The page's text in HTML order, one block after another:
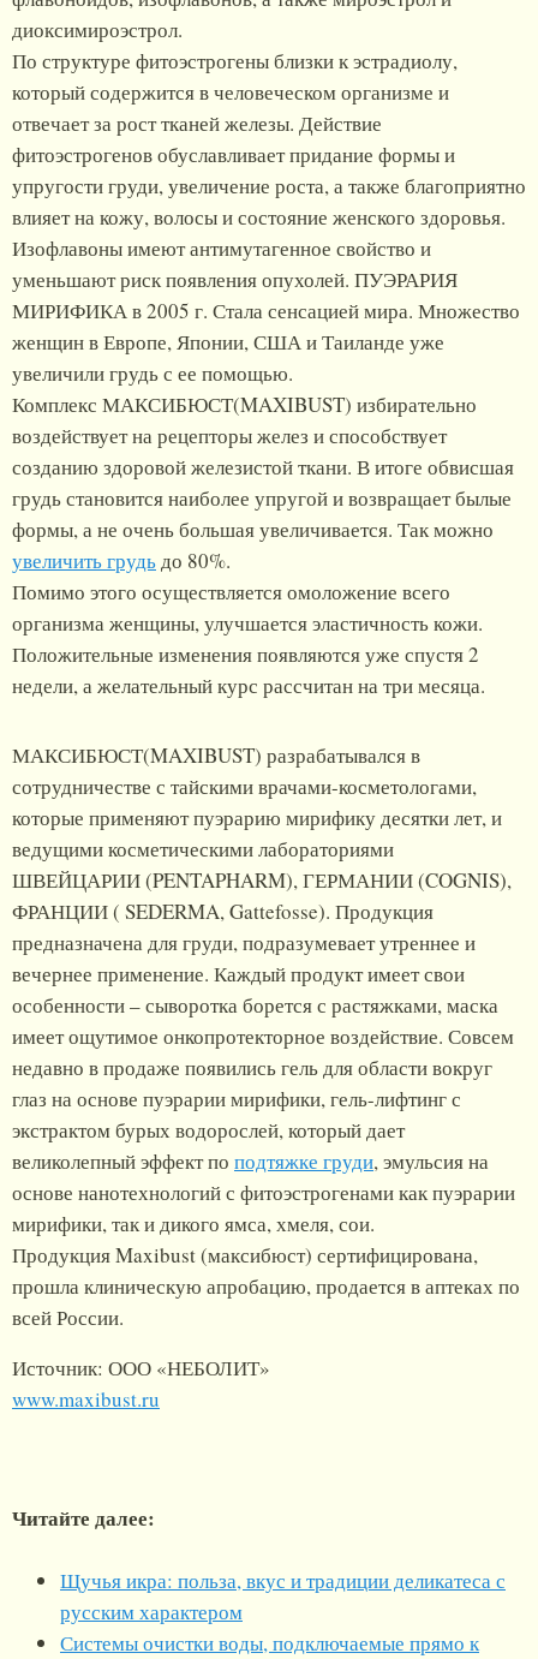
диоксимироэстрол.
По структуре фитоэстрогены близки к эстрадиолу,
который содержится в человеческом организме и
отвечает за рост тканей железы. Действие
фитоэстрогенов обуславливает придание формы и
упругости груди, увеличение роста, а также благоприятно
влияет на кожу, волосы и состояние женского здоровья.
Изофлавоны имеют антимутагенное свойство и
уменьшают риск появления опухолей. ПУЭРАРИЯ
МИРИФИКА в 2005 г. Стала сенсацией мира. Множество
женщин в Европе, Японии, США и Таиланде уже
увеличили грудь с ее помощью.
Комплекс МАКСИБЮСТ(MAXIBUST) избирательно
воздействует на рецепторы желез и способствует
созданию здоровой железистой ткани. В итоге обвисшая
грудь становится наиболее упругой и возвращает былые
формы, а не очень большая увеличивается. Так можно
увеличить грудьдо 80%.
Помимо этого осуществляется омоложение всего
организма женщины, улучшается эластичность кожи.
Положительные изменения появляются уже спустя 2
недели, а желательный курс рассчитан на три месяца.
МАКСИБЮСТ(MAXIBUST) разрабатывался в
сотрудничестве с тайскими врачами-косметологами,
которые применяют пуэрарию мирифику десятки лет, и
ведущими косметическими лабораториями
ШВЕЙЦАРИИ (PENTAPHARM), ГЕРМАНИИ (COGNIS),
ФРАНЦИИ ( SEDERMA, Gattefosse). Продукция
предназначена для груди, подразумевает утреннее и
вечернее применение. Каждый продукт имеет свои
особенности – сыворотка борется с растяжками, маска
имеет ощутимое онкопротекторное воздействие. Совсем
недавно в продаже появились гель для области вокруг
глаз на основе пуэрарии мирифики, гель-лифтинг с
экстрактом бурых водорослей, который дает
великолепный эффект по подтяжке груди, эмульсия на
основе нанотехнологий с фитоэстрогенами как пуэрарии
мирифики, так и дикого ямса, хмеля, сои.
Продукция Maxibust (максибюст) сертифицирована,
прошла клиническую апробацию, продается в аптеках по
всей России.
Источник: ООО «НЕБОЛИТ»
www.maxibust.ru
Читайте далее:
Щучья икра: польза, вкус и традиции деликатеса с
русским характером
Системы очистки воды, подключаемые прямо к